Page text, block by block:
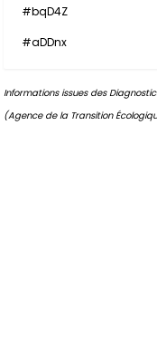
#bqD4Z
#aDDnx
Informations issues des
(Agence de la Transition